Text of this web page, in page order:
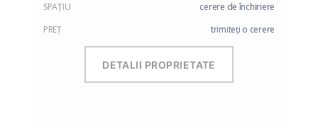
SPAŢIU
cerere de închiriere
PREŢ
trimiteți o cerere
DETALII PROPRIETATE